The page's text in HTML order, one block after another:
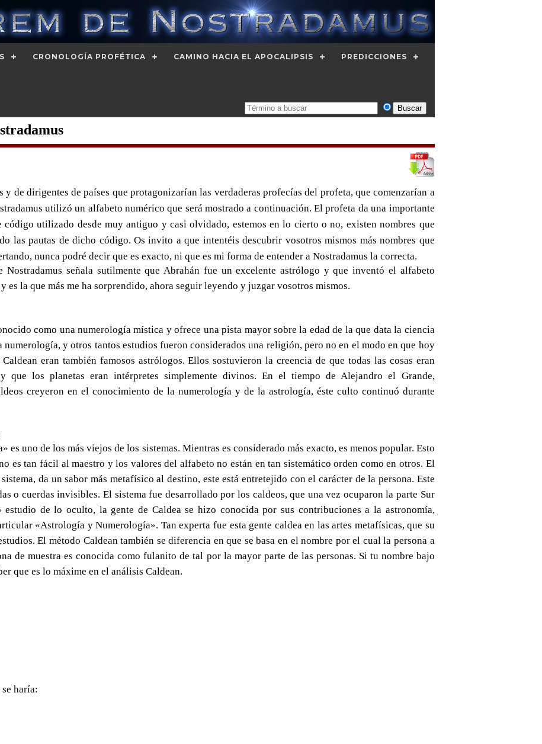
CRONOLOGÍA PROFÉTICA CAMINO HACIA EL APOCALIPSIS PREDICCIONES
y de dirigentes de países que protagonizarían las verdaderas profecías del profeta, que comenzarían a
utilizó un alfabeto numérico que será mostrado a continuación. El profeta da una importante
código utilizado desde muy antiguo y casi olvidado, estemos en lo cierto o no, existen nombres que
las pautas de dicho código. Os invito a que intentéis descubrir vosotros mismos más nombres que
nunca podré decir que es exacto, ni que es mi forma de entender a Nostradamus la correcta.
señala sutilmente que Abrahán fue un excelente astrólogo y que inventó el alfabeto
es la que más me ha sorprendido, ahora seguir leyendo y juzgar vosotros mismos.
como una numerología mística y ofrece una pista mayor sobre la edad de la que data la ciencia
y otros tantos estudios fueron considerados una religión, pero no en el modo en que hoy
eran también famosos astrólogos. Ellos sostuvieron la creencia de que todas las cosas eran
que los planetas eran intérpretes simplemente divinos. En el tiempo de Alejandro el Grande,
creyeron en el conocimiento de la numerología y de la astrología, éste culto continuó durante
es uno de los más viejos de los sistemas. Mientras es considerado más exacto, es menos popular. Esto
es tan fácil al maestro y los valores del alfabeto no están en tan sistemático orden como en otros. El
da un sabor más metafísico al destino, este está entretejido con el carácter de la persona. Este
o cuerdas invisibles. El sistema fue desarrollado por los caldeos, que una vez ocuparon la parte Sur
de lo oculto, la gente de Caldea se hizo conocida por sus contribuciones a la astronomía,
«Astrología y Numerología». Tan experta fue esta gente caldea en las artes metafísicas, que su
El método Caldean también se diferencia en que se basa en el nombre por el cual la persona a
de muestra es conocida como fulanito de tal por la mayor parte de las personas. Si tu nombre bajo
que es lo máxime en el análisis Caldean.
haría: